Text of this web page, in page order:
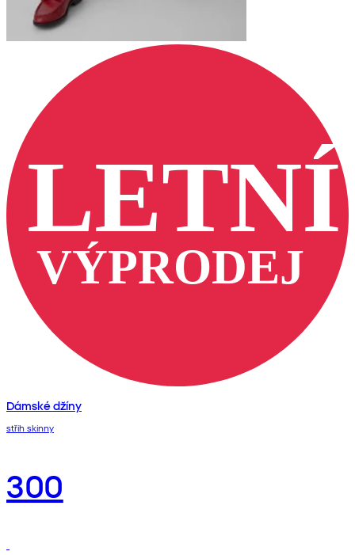
Dámské džíny
střih skinny
300